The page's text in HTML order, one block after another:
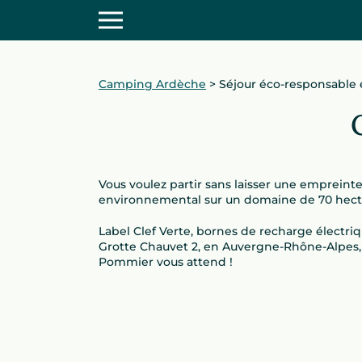
Camping Ardèche > Séjour éco-responsable
Vous voulez partir sans laisser une
environnemental sur un domaine de 70
Label Clef Verte, bornes de recharge
Grotte Chauvet 2, en Auvergne-Rhône-
Pommier vous attend !